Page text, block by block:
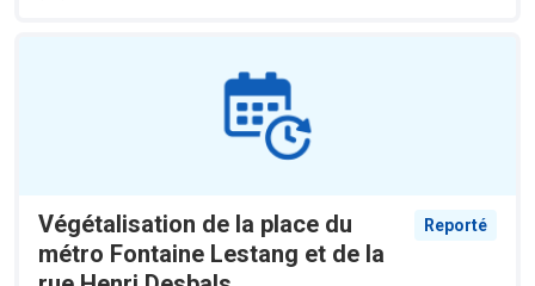
Végétalisation de la place du
métro Fontaine Lestang et de la
Reporté